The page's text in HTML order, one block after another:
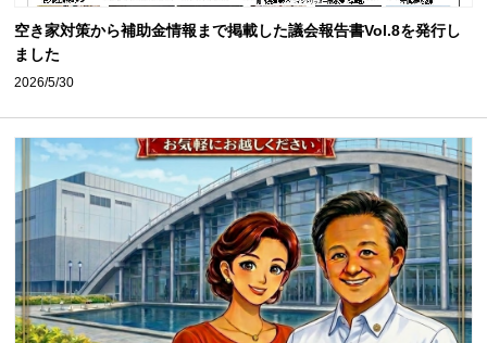
空き家対策から補助金情報まで掲載した議会報告書Vol.8を発行し
ました
2026/5/30